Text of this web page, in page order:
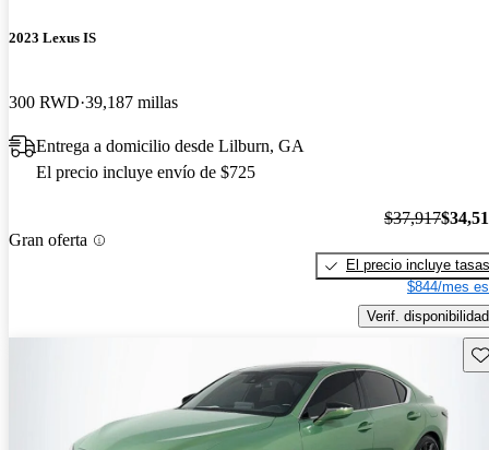
2023 Lexus IS
300 RWD 39,187 millas
Entrega a domicilio desde Lilburn, GA
El precio incluye envío de $725
Gran oferta
$37,917
El precio incluye tasas
$844/mes
Verif. disponibilidad